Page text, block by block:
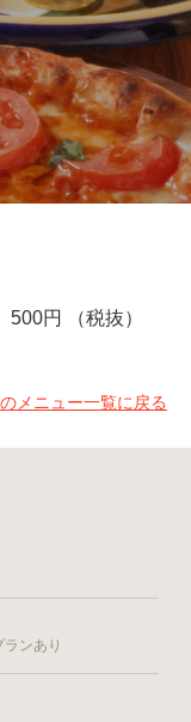
500円 （税抜）
メニュー一覧に戻る
ンあり